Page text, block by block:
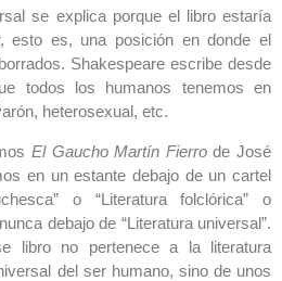
se explica porque el libro estaría
esto es, una posición en donde el
Shakespeare escribe desde
todos los humanos tenemos en
heterosexual, etc.
El Gaucho Martín Fierrode José
en un estante debajo de un cartel
o “Literatura folclórica” o
debajo de “Literatura universal”.
libro no pertenece a la literatura
del ser humano, sino de unos